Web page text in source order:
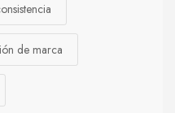
de marca